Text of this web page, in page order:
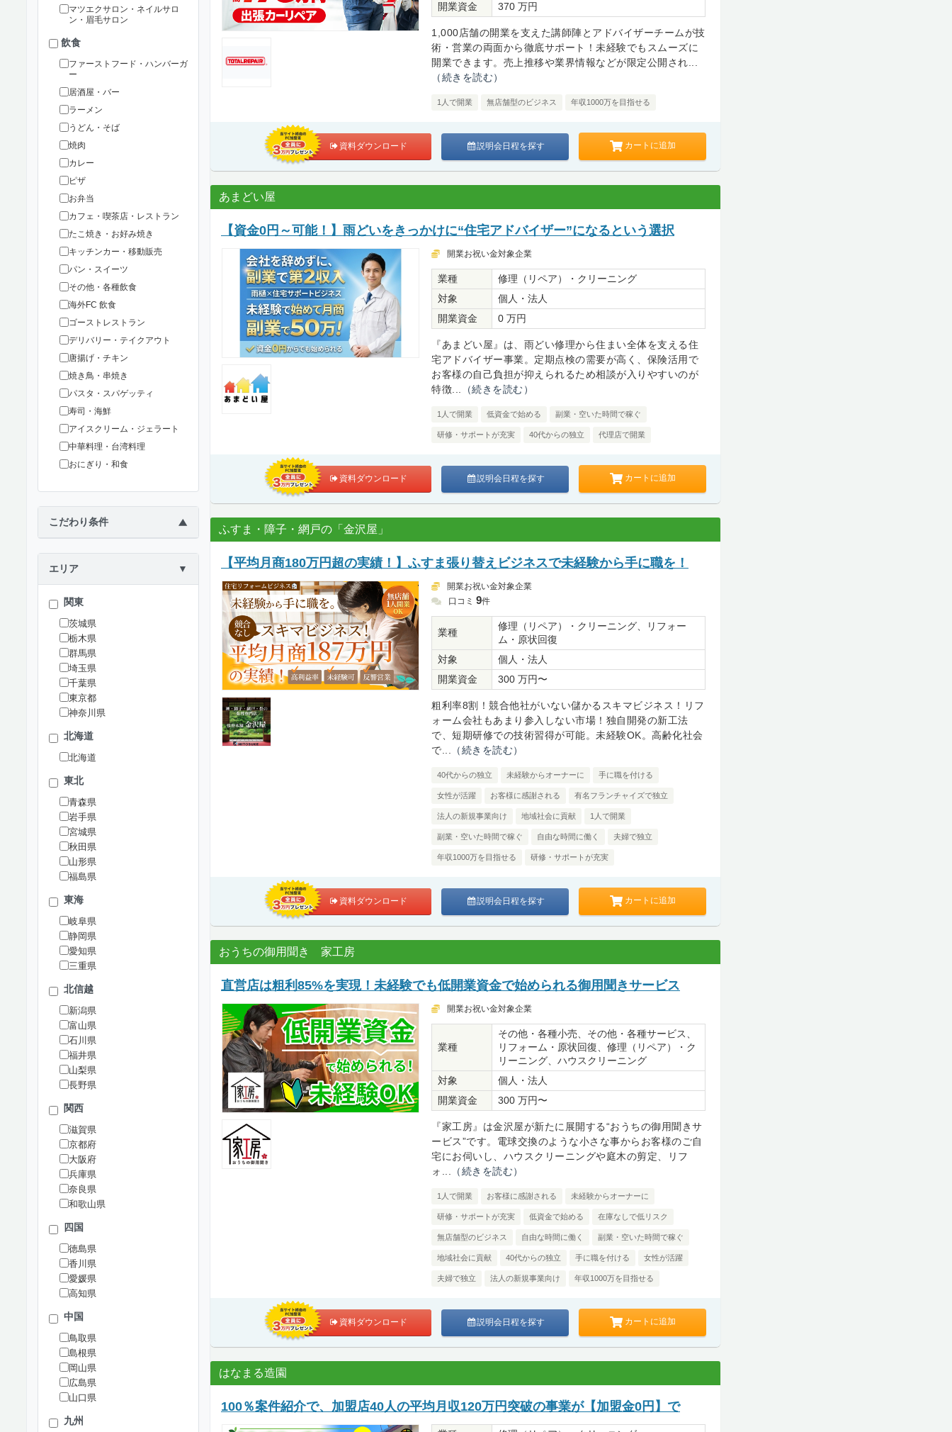
マツエクサロン・ネイルサロ
ン・眉毛サロン
飲食
ファーストフード・ハンバーガ
ー
居酒屋・バー
ラーメン
うどん・そば
焼肉
カレー
ピザ
お弁当
カフェ・喫茶店・レストラン
たこ焼き・お好み焼き
キッチンカー・移動販売
パン・スイーツ
その他・各種飲食
海外FC 飲食
ゴーストレストラン
デリバリー・テイクアウト
唐揚げ・チキン
焼き鳥・串焼き
パスタ・スパゲッティ
寿司・海鮮
アイスクリーム・ジェラート
中華料理・台湾料理
おにぎり・和食
こだわり条件 ▶
エリア ▼
関東
茨城県
栃木県
群馬県
埼玉県
千葉県
東京都
神奈川県
北海道
北海道
東北
青森県
岩手県
宮城県
秋田県
山形県
福島県
東海
岐阜県
静岡県
愛知県
三重県
北信越
新潟県
富山県
石川県
福井県
山梨県
長野県
関西
滋賀県
京都府
大阪府
兵庫県
奈良県
和歌山県
四国
徳島県
香川県
愛媛県
高知県
中国
鳥取県
島根県
岡山県
広島県
山口県
九州
開業資金
370 万円
1,000店舗の開業を支えた講師陣とアドバイザーチームが技
術・営業の両面から徹底サポート！未経験でもスムーズに
開業できます。売上推移や業界情報などが限定公開され...
（続きを読む）
1人で開業 無店舗型のビジネス 年収1000万を目指せる
資料ダウンロード 説明会日程を探す カートに追加
あまどい屋
【資金0円～可能！】雨どいをきっかけに“住宅アドバイザー”になるという選択
開業お祝い金対象企業
業種
修理（リペア）・クリーニング
対象
個人・法人
開業資金
0 万円
『あまどい屋』は、雨どい修理から住まい全体を支える住
宅アドバイザー事業。定期点検の需要が高く、保険活用で
お客様の自己負担が抑えられるため相談が入りやすいのが
特徴...
（続きを読む）
1人で開業 低資金で始める 副業・空いた時間で稼ぐ
研修・サポートが充実 40代からの独立 代理店で開業
資料ダウンロード 説明会日程を探す カートに追加
ふすま・障子・網戸の「金沢屋」
【平均月商180万円超の実績！】ふすま張り替えビジネスで未経験から手に職を！
開業お祝い金対象企業
口コミ 9件
業種
修理（リペア）・クリーニング、リフォー
ム・原状回復
対象
個人・法人
開業資金
300 万円〜
粗利率8割！競合他社がいない儲かるスキマビジネス！リフ
ォーム会社もあまり参入しない市場！独自開発の新工法
で、短期研修での技術習得が可能。未経験OK。高齢化社会
で...
（続きを読む）
40代からの独立 未経験からオーナーに 手に職を付ける
女性が活躍 お客様に感謝される 有名フランチャイズで独立
法人の新規事業向け 地域社会に貢献 1人で開業
副業・空いた時間で稼ぐ 自由な時間に働く 夫婦で独立
年収1000万を目指せる 研修・サポートが充実
資料ダウンロード 説明会日程を探す カートに追加
おうちの御用聞き 家工房
直営店は粗利85%を実現！未経験でも低開業資金で始められる御用聞きサービス
開業お祝い金対象企業
業種
その他・各種小売、その他・各種サービス、
リフォーム・原状回復、修理（リペア）・ク
リーニング、ハウスクリーニング
対象
個人・法人
開業資金
300 万円〜
『家工房』は金沢屋が新たに展開する“おうちの御用聞きサ
ービス”です。電球交換のような小さな事からお客様のご自
宅にお伺いし、ハウスクリーニングや庭木の剪定、リフ
ォ...
（続きを読む）
1人で開業 お客様に感謝される 未経験からオーナーに
研修・サポートが充実 低資金で始める 在庫なしで低リスク
無店舗型のビジネス 自由な時間に働く 副業・空いた時間で稼ぐ
地域社会に貢献 40代からの独立 手に職を付ける 女性が活躍
夫婦で独立 法人の新規事業向け 年収1000万を目指せる
資料ダウンロード 説明会日程を探す カートに追加
はなまる造園
100％案件紹介で、加盟店40人の平均月収120万円突破の事業が【加盟金0円】で